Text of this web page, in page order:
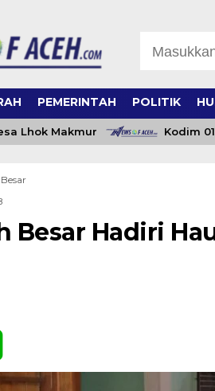
PEMERINTAH POLITIK
Makmur Kodim 0108/
Besar Hadiri